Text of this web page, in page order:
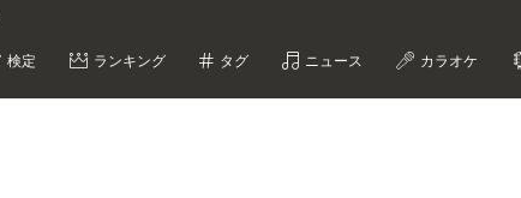
検定 ランキング タグ ニュース カラオケ